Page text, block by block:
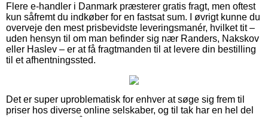
Flere e-handler i Danmark præsterer gratis fragt, men oftest
kun såfremt du indkøber for en fastsat sum. I øvrigt kunne du
overveje den mest prisbevidste leveringsmanér, hvilket tit –
uden hensyn til om man befinder sig nær Randers, Nakskov
eller Haslev – er at få fragtmanden til at levere din bestilling
til et afhentningssted.
Det er super uproblematisk for enhver at søge sig frem til
priser hos diverse online selskaber, og til tak har en hel del